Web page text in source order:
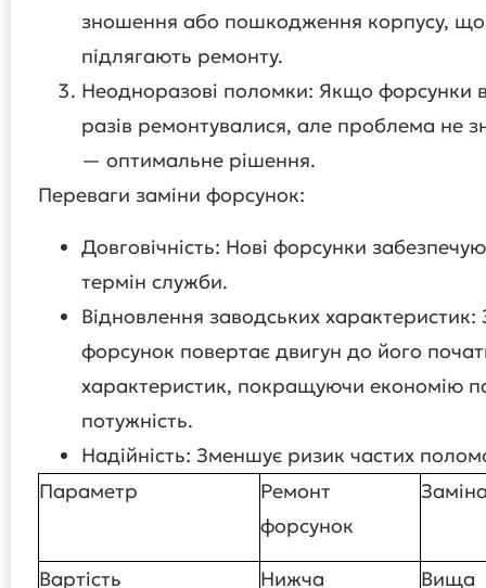
зношення або пошкодження корпусу,
підлягають ремонту.
Неодноразові поломки: Якщо форсунки
разів ремонтувалися, але проблема не
— оптимальне рішення.
Переваги заміни форсунок:
Довговічність: Нові форсунки
термін служби.
Відновлення заводських характеристик:
форсунок повертає двигун до його
характеристик, покращуючи економію
потужність.
Надійність: Зменшує ризик частих
Параметр
Ремонт
форсунок
Вартість Нижча Вища